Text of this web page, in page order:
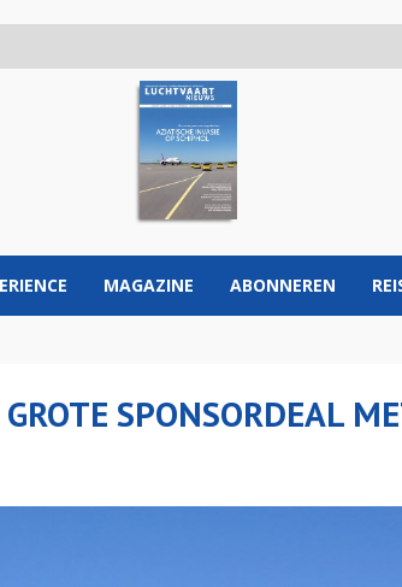
MAGAZINE ABONNEREN
SPONSORDEAL